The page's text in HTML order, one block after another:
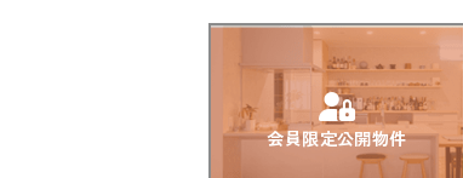
会員限定公開物件